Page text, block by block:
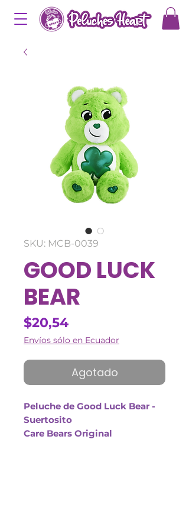
SKU: MCB-0039
GOOD LUCK
BEAR
$20,54Precio
Envíos sólo en Ecuador
Agotado
Peluche de Good Luck Bear -
Suertosito
Care Bears Original